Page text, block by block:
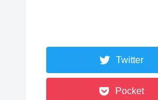
Twitter
Pocket